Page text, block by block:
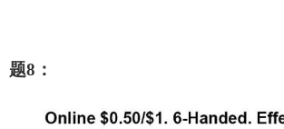
题8：